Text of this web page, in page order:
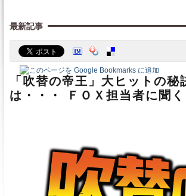
最新記事
「吹替の帝王」大ヒットの
は・・・ ＦＯＸ担当者に聞く